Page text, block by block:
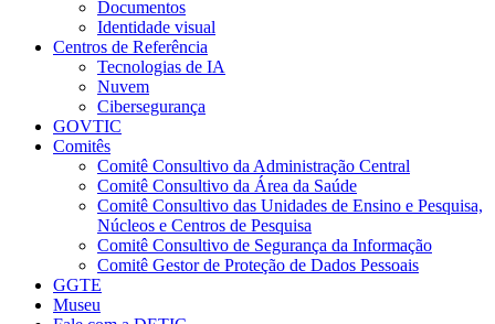
Documentos
Identidade visual
Centros de Referência
Tecnologias de IA
Nuvem
Cibersegurança
GOVTIC
Comitês
Comitê Consultivo da Administração Central
Comitê Consultivo da Área da Saúde
Comitê Consultivo das Unidades de Ensino e Pesquisa,
Núcleos e Centros de Pesquisa
Comitê Consultivo de Segurança da Informação
Comitê Gestor de Proteção de Dados Pessoais
GGTE
Museu